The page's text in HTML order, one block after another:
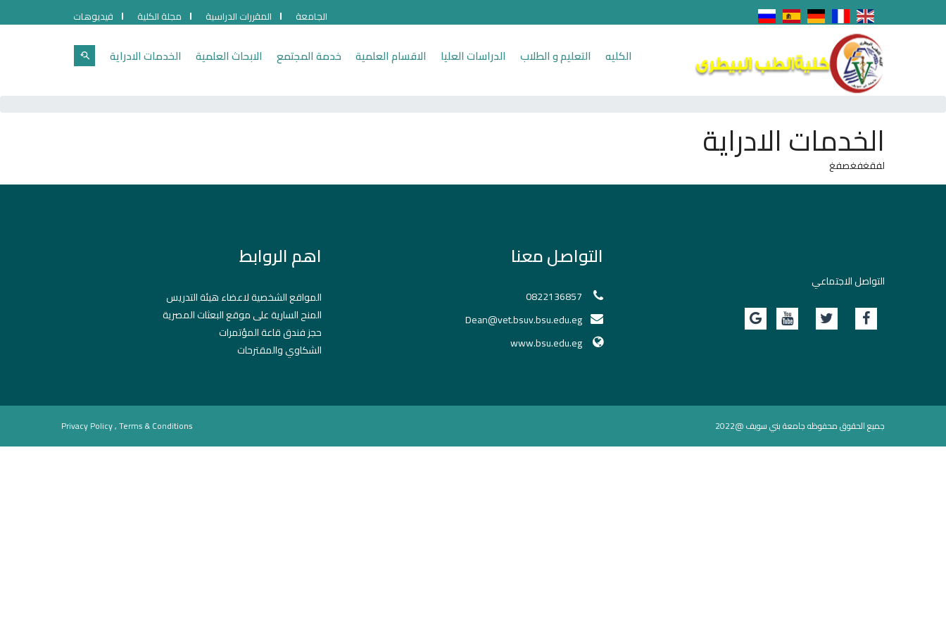
الجامعة المقررات الدراسية مجلة الكلية فيديوهات
الكليه التعليم و الطلاب الدراسات العليا الاقسام العلمية خدمة المجتمع الابحاث العلمية الخدمات الادراية
الخدمات الادراية
لفقغفغصفغ
التواصل الاجتماعي
التواصل معنا
0822136857
Dean@vet.bsuv.bsu.edu.eg
www.bsu.edu.eg
اهم الروابط
المواقع الشخصية لاعضاء هيئة التدريس
المنح السارية على موقع البعثات المصرية
حجز فندق قاعة المؤتمرات
الشكاوي والمقترحات
جميع الحقوق محفوظه جامعة بني سويف @2022 Privacy Policy , Terms & Conditions